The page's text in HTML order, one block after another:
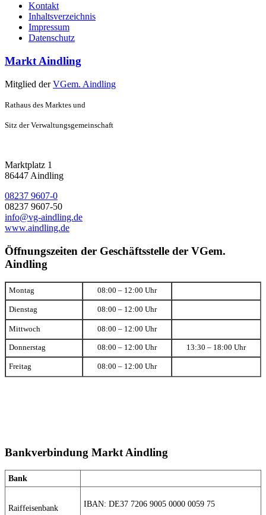
Kontakt
Inhaltsverzeichnis
Impressum
Datenschutz
Markt Aindling
Mitglied derVGem. Aindling
Rathaus des Marktes und
Sitz der Verwaltungsgemeinschaft
Marktplatz 1
86447 Aindling
08237 9607-0
08237 9607-50
info@vg-aindling.de
www.aindling.de
Öffnungszeiten der Geschäftsstelle der VGem.
Aindling
Montag 08:00 – 12:00 Uhr
Dienstag 08:00 – 12:00 Uhr
Mittwoch 08:00 – 12:00 Uhr
Donnerstag 08:00 – 12:00 Uhr 13:30 – 18:00 Uhr
Freitag 08:00 – 12:00 Uhr
Bankverbindung Markt Aindling
Bank
Raiffeisenbank
IBAN: DE37 7206 9005 0000 0059 75